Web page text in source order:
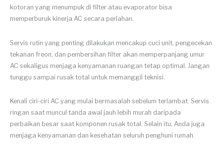
kotoran yang menumpuk di filter atau evaporator bisa
memperburuk kinerja AC secara perlahan.
Servis rutin yang penting dilakukan mencakup cuci unit, pengecekan
tekanan freon, dan pembersihan filter akan memperpanjang umur
AC sekaligus menjaga kenyamanan ruangan tetap optimal. Jangan
tunggu sampai rusak total untuk memanggil teknisi.
Kenali ciri-ciri AC yang mulai bermasalah sebelum terlambat. Servis
ringan saat muncul tanda awal jauh lebih murah daripada
perbaikan besar saat komponen rusak total. Selain itu, Anda juga
menjaga kenyamanan dan kesehatan seluruh penghuni rumah.